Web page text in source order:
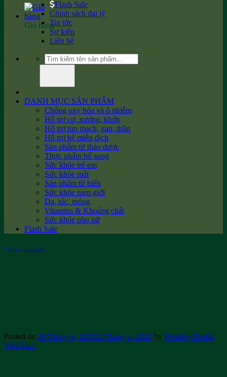
Giỏ hàng
Flash Sale
Chính sách đại lý
Tin tức
Sự kiện
Liên hệ
Tìm
kiếm:
DANH MỤC SẢN PHẨM
Chống oxy hóa và ô nhiễm
Hỗ trợ cơ, xương, khớp
Hỗ trợ tim mạch, gan, thận
Hỗ trợ hệ miễn dịch
Sản phẩm từ thảo dược
Thực phẩm bổ sung
Sức khỏe trẻ em
Sức khỏe mắt
Sản phẩm từ biển
Sức khỏe nam giới
Da, tóc, móng
Vitamins & Khoáng chất
Sức khỏe phụ nữ
Flash Sale
Tư vấn sản phẩm
Posted on 29 Tháng 4, 202523 Tháng 4, 2025 by Wealthy Health
Việt Nam